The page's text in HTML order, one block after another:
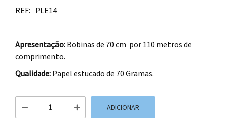
REF: PLE14
Apresentação: Bobinas de 70 cm por 110 metros de
comprimento.
Qualidade: Papel estucado de 70 Gramas.
Quantidade de Papel Oferta Verde Mint
ADICIONAR